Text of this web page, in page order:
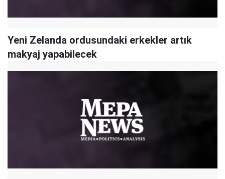
Yeni Zelanda ordusundaki erkekler artık
makyaj yapabilecek